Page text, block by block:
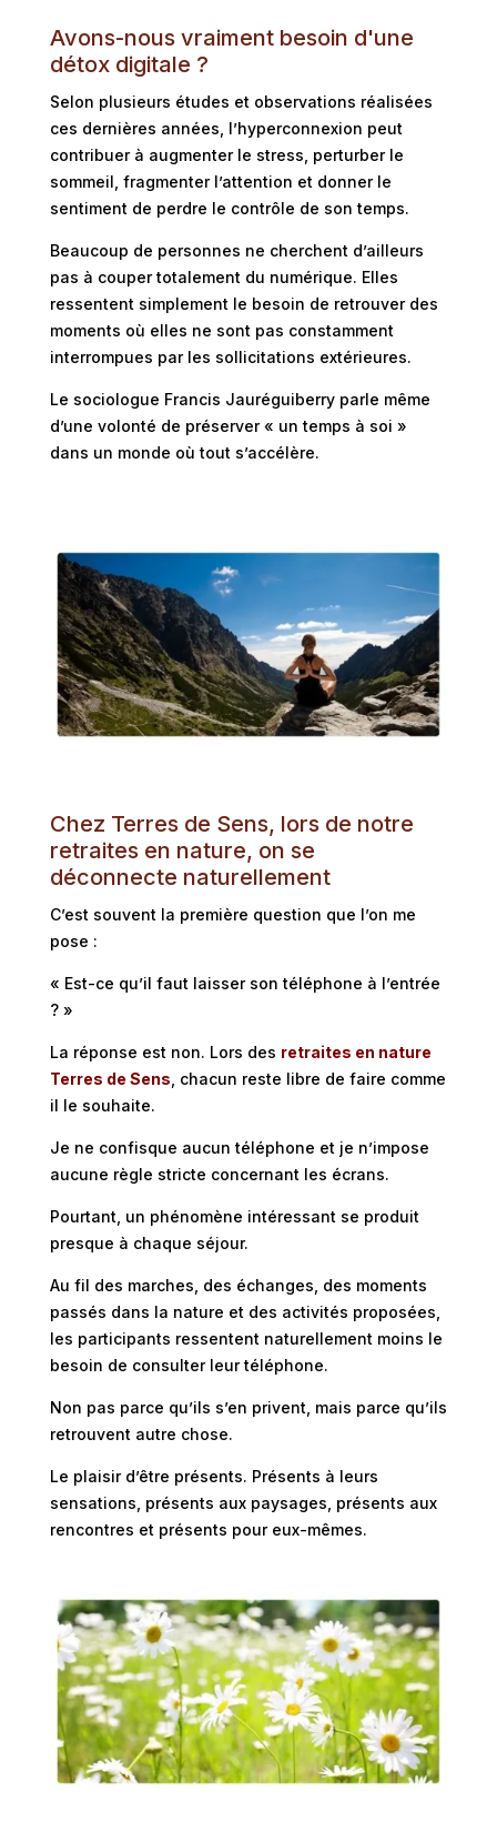
Avons-nous vraiment besoin d'une
détox digitale ?
Selon plusieurs études et observations réalisées
ces dernières années, l’hyperconnexion peut
contribuer à augmenter le stress, perturber le
sommeil, fragmenter l’attention et donner le
sentiment de perdre le contrôle de son temps.
Beaucoup de personnes ne cherchent d’ailleurs
pas à couper totalement du numérique. Elles
ressentent simplement le besoin de retrouver des
moments où elles ne sont pas constamment
interrompues par les sollicitations extérieures.
Le sociologue Francis Jauréguiberry parle même
d’une volonté de préserver « un temps à soi »
dans un monde où tout s’accélère.
Chez Terres de Sens, lors de notre
retraites en nature, on se
déconnecte naturellement
C’est souvent la première question que l’on me
pose :
« Est-ce qu’il faut laisser son téléphone à l’entrée
? »
La réponse est non. Lors des retraites en nature
Terres de Sens , chacun reste libre de faire comme
il le souhaite.
Je ne confisque aucun téléphone et je n’impose
aucune règle stricte concernant les écrans.
Pourtant, un phénomène intéressant se produit
presque à chaque séjour.
Au fil des marches, des échanges, des moments
passés dans la nature et des activités proposées,
les participants ressentent naturellement moins le
besoin de consulter leur téléphone.
Non pas parce qu’ils s’en privent, mais parce qu’ils
retrouvent autre chose.
Le plaisir d’être présents. Présents à leurs
sensations, présents aux paysages, présents aux
rencontres et présents pour eux-mêmes.